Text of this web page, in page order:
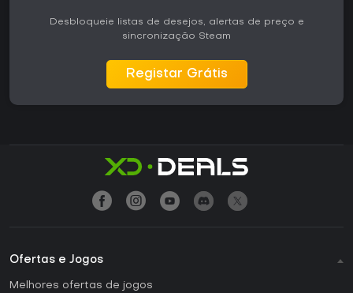
Desbloqueie listas de desejos, alertas de preço e
sincronização Steam
Registar Grátis
Ofertas e Jogos
Melhores ofertas de jogos